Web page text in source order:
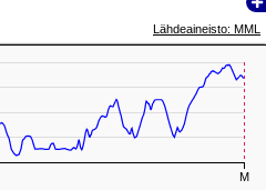
Lähdeaineisto: MML
M